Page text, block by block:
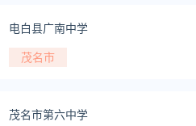
电白县广南中学
茂名市
茂名市第六中学